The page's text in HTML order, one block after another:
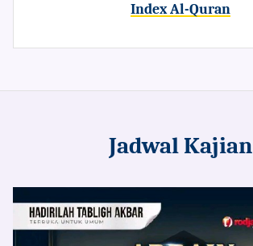
Index Al-Quran
Jadwal Kajian